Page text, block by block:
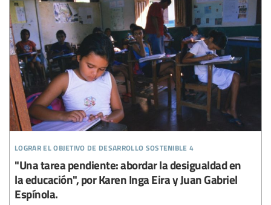
lograr el objetivo de desarrollo sostenible 4
"Una tarea pendiente: abordar la desigualdad en
la educación", por Karen Inga Eira y Juan Gabriel
Espínola.